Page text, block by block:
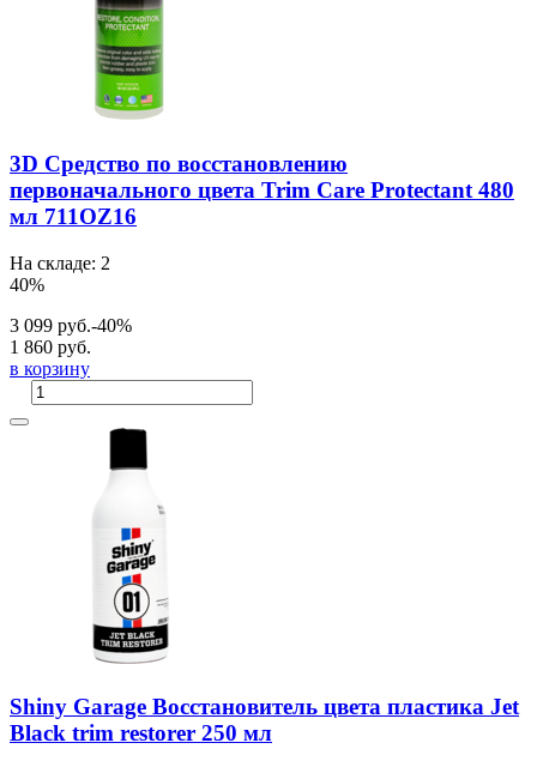
3D Средство по восстановлению
первоначального цвета Trim Care Protectant 480
мл 711OZ16
На складе: 2
40%
3 099 руб.-40%
1 860 руб.
в корзину
Shiny Garage Восстановитель цвета пластика Jet
Black trim restorer 250 мл